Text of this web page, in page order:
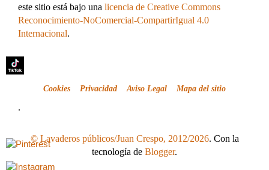
este sitio está bajo una licencia de Creative Commons
Reconocimiento-NoComercial-CompartirIgual 4.0
Internacional.
Cookies Privacidad Aviso Legal Mapa del sitio
.
© Lavaderos públicos/Juan Crespo, 2012/2026. Con la
tecnología de Blogger.